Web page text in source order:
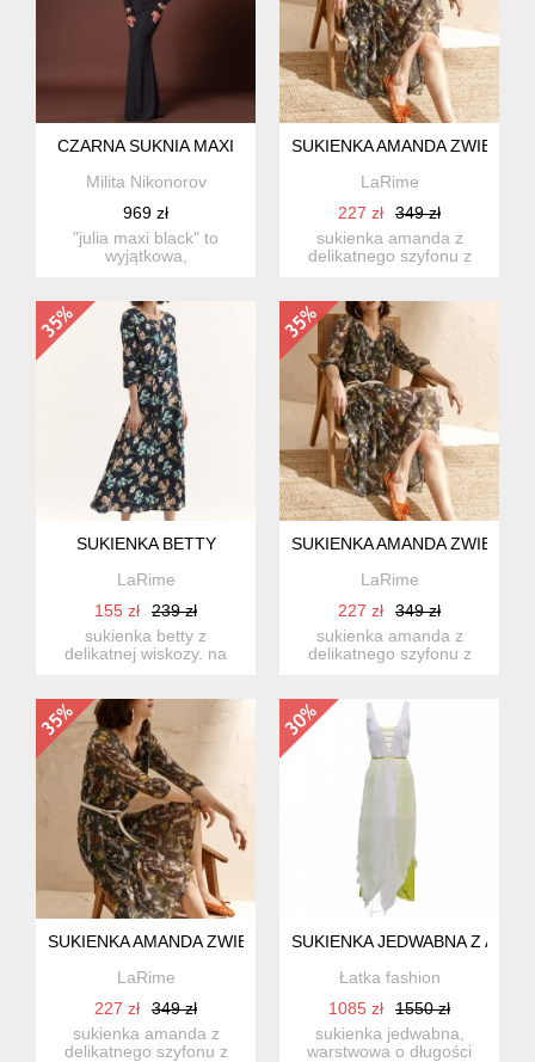
CZARNA SUKNIA MAXI
Milita Nikonorov
969 zł
"julia maxi black" to
wyjątkowa,
SUKIENKA AMANDA ZWIEWNA
LaRime
227 zł
349 zł
sukienka amanda z
delikatnego szyfonu z
SUKIENKA BETTY
LaRime
155 zł
239 zł
sukienka betty z
delikatnej wiskozy. na
SUKIENKA AMANDA ZWIEWNA
LaRime
227 zł
349 zł
sukienka amanda z
delikatnego szyfonu z
SUKIENKA AMANDA ZWIEWNA I LEKKA
LaRime
227 zł
349 zł
sukienka amanda z
delikatnego szyfonu z
SUKIENKA JEDWABNA Z
Łatka fashion
1085 zł
1550 zł
sukienka jedwabna,
warstwowa o długości